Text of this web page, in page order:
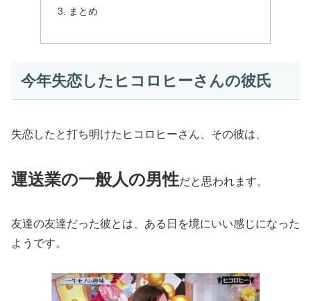
まとめ
今年失恋したヒコロヒーさんの彼氏
失恋したと打ち明けたヒコロヒーさん、その彼は、
運送業の一般人の男性だと思われます。
友達の友達だった彼とは、ある日を境にいい感じになった
ようです。